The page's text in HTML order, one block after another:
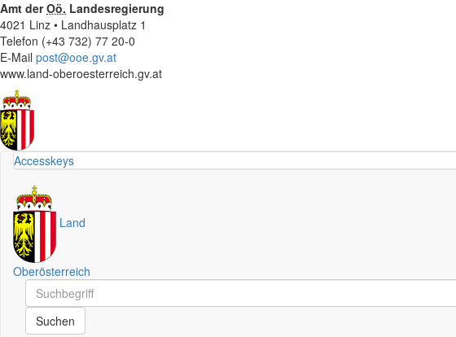
Amt derOö. Landesregierung
4021 Linz • Landhausplatz 1
Telefon (+43 732) 77 20-0
E-Mail post@ooe.gv.at
www.land-oberoesterreich.gv.at
Accesskeys
Land
Oberösterreich
Schnellsuche
Schnellsuche
Suchen